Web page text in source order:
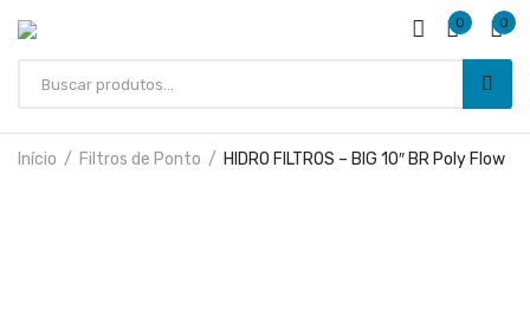
0 0
Início Filtros de Ponto HIDRO FILTROS – BIG 10″ BR Poly Flow